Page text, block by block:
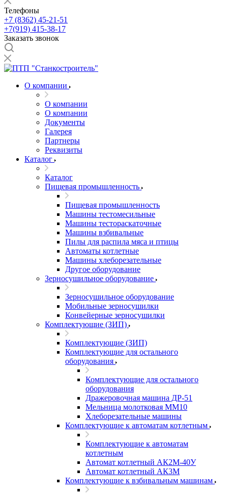
Телефоны
+7 (8362) 45-21-51
+7(919) 415-38-17
Заказать звонок
О компании
О компании
О компании
Документы
Галерея
Партнеры
Реквизиты
Каталог
Каталог
Пищевая промышленность
Пищевая промышленность
Машины тестомесильные
Машины тестораскаточные
Машины взбивальные
Пилы для распила мяса и птицы
Автоматы котлетные
Машины хлеборезательные
Другое оборудование
Зерносушильное оборудование
Зерносушильное оборудование
Мобильные зерносушилки
Конвейерные зерносушилки
Комплектующие (ЗИП)
Комплектующие (ЗИП)
Комплектующие для остального
оборудования
Комплектующие для остального
оборудования
Дражеровочная машина ДР-51
Мельница молотковая ММ10
Хлеборезательные машины
Комплектующие к автоматам котлетным
Комплектующие к автоматам
котлетным
Автомат котлетный АК2М-40У
Автомат котлетный АК3М
Комплектующие к взбивальным машинам